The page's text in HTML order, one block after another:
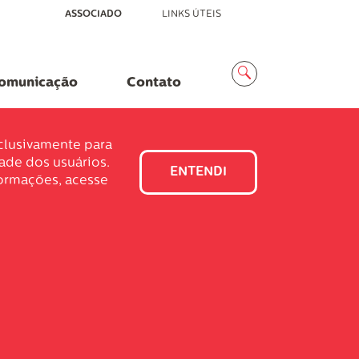
MenuASSOCIADO LINKS ÚTEIS
Contato
Busca
para
dos usuários.
acesse
ENTENDI